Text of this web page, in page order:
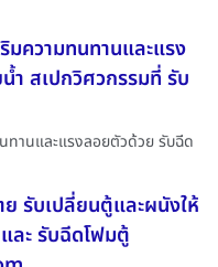
ความทนทานและแรง
สเปกวิศวกรรมที่ รับ
ทานและแรงลอยตัวด้วย รับฉีด
รับเปลี่ยนตู้และผนังให้
ละ รับฉีดโฟมตู้